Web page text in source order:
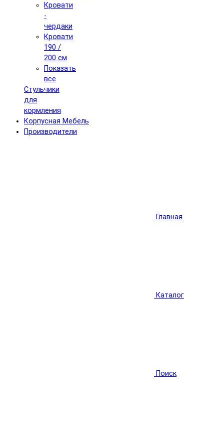
Кровати
-
чердаки
Кровати
190 /
200 см
Показать
все
Стульчики
для
кормления
Корпусная Мебель
Производители
Главная
Каталог
Поиск